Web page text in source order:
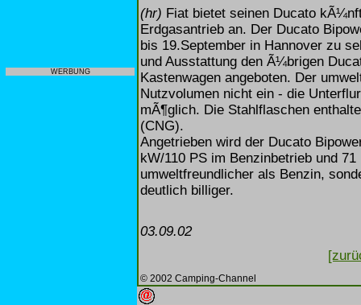
WERBUNG
(hr) Fiat bietet seinen Ducato
Erdgasantrieb an. Der Ducato
bis 19.September in Hannover zu
und Ausstattung den Ã¼brigen
Kastenwagen angeboten. Der
Nutzvolumen nicht ein - die
mÃ¶glich. Die Stahlflaschen
(CNG).
Angetrieben wird der Ducato
kW/110 PS im Benzinbetrieb und
umweltfreundlicher als Benzin,
deutlich billiger.
03.09.02
© 2002 Camping-Channel